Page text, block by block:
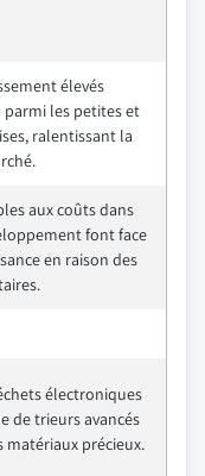
élevés
les petites et
ralentissant la
aux coûts dans
font face
en raison des
électroniques
de trieurs avancés
matériaux précieux.